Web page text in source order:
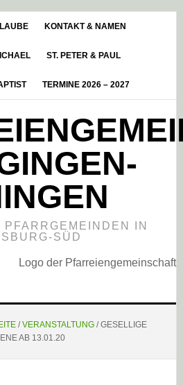
KONTAKT & NAMEN
ST. PETER & PAUL
TERMINE 2026 – 2027
PFARRGEMEINDEN IN
SÜD
/ VERANSTALTUNG /GESELLIGE
AB 13.01.20